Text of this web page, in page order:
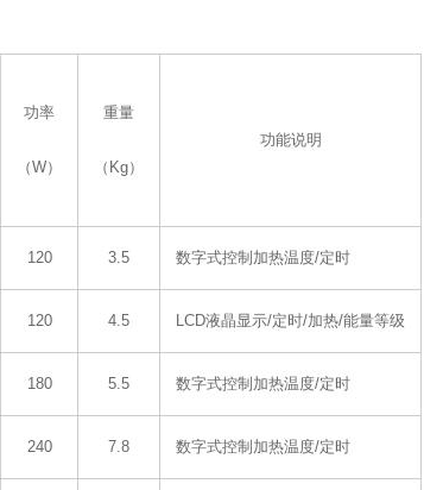
功率
（W）
重量
（Kg）
功能说明
120 3.5 数字式控制加热温度/定时
120 4.5 LCD液晶显示/定时/加热/能量等级
180 5.5 数字式控制加热温度/定时
240 7.8 数字式控制加热温度/定时